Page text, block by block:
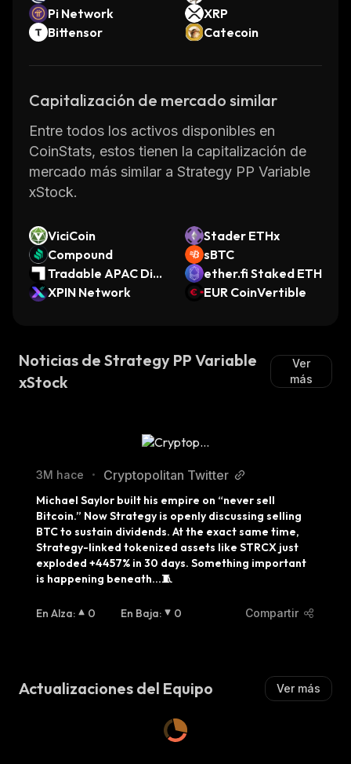
Pi Network
XRP
Bittensor
Catecoin
Capitalización de mercado similar
Entre todos los activos disponibles en
CoinStats, estos tienen la capitalización de
mercado más similar a Strategy PP Variable
xStock.
ViciCoin
Stader ETHx
Compound
sBTC
Tradable APAC Div
ersified Finance Pro
ether.fi Staked ETH
XPIN Network
EUR CoinVertible
Noticias de Strategy PP Variable
xStock
Ver
más
3M hace • Cryptopolitan Twitter
Michael Saylor built his empire on “never sell
Bitcoin.” Now Strategy is openly discussing selling
BTC to sustain dividends. At the exact same time,
Strategy-linked tokenized assets like STRCX just
exploded +4457% in 30 days. Something important
is happening beneath...🧵
En Alza: 0 En Baja: 0 Compartir
Actualizaciones del Equipo Ver más